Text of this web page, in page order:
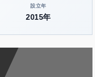
設立年
2015年